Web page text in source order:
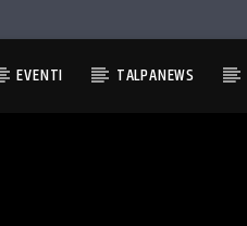
EVENTI TALPANEWS